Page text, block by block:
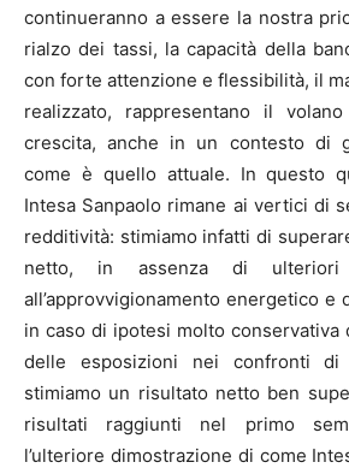
continueranno a essere la nostra
rialzo dei tassi, la capacità della
con forte attenzione e flessibilità, il
realizzato, rappresentano il
crescita, anche in un contesto di
come è quello attuale. In questo
Intesa Sanpaolo rimane ai vertici di
redditività: stimiamo infatti di
netto, in assenza di ulteriori
all’approvvigionamento energetico e
in caso di ipotesi molto conservativa
delle esposizioni nei confronti di
stimiamo un risultato netto ben
risultati raggiunti nel primo
l’ulteriore dimostrazione di come